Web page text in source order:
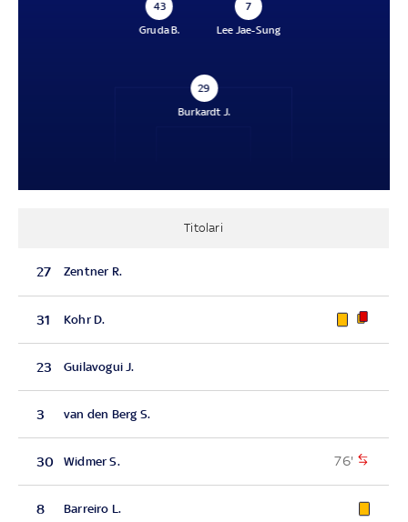
7
Lee Jae-Sung
43
Gruda B.
29
Burkardt J.
Titolari
27 Zentner R.
31 Kohr D.
23 Guilavogui J.
3 van den Berg S.
30 Widmer S. 76'
8 Barreiro L.